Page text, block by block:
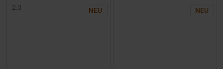
NEU NEU